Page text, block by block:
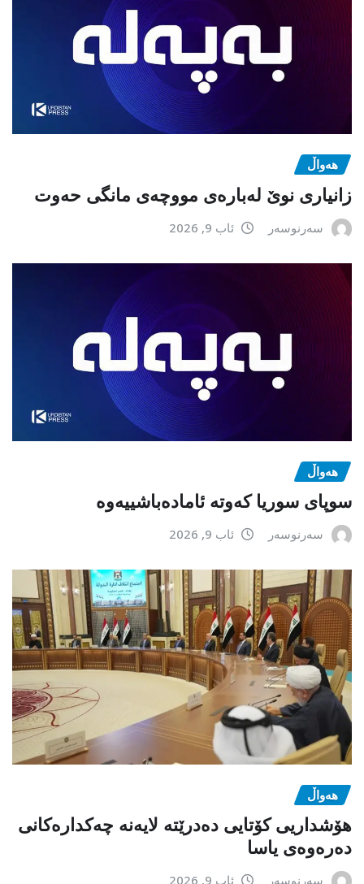
هەواڵ
زانیاری نوێ لەبارەی مووچەی مانگی حەوت
سەرنوسەر ئاب 9, 2026
هەواڵ
سوپای سوریا کەوتە ئامادەباشییەوە
سەرنوسەر ئاب 9, 2026
هەواڵ
هۆشداریی کۆتایی دەدرێتە لایەنە چەکدارەکانی
دەرەوەی یاسا
سەرنوسەر ئاب 9, 2026